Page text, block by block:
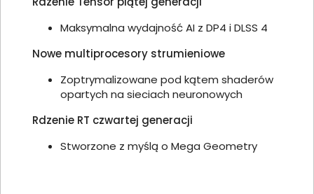
Maksymalna wydajność AI z DP4 i DLSS 4
Nowe multiprocesory strumieniowe
Zoptrymalizowane pod kątem shaderów
opartych na sieciach neuronowych
Rdzenie RT czwartej generacji
Stworzone z myślą o Mega Geometry